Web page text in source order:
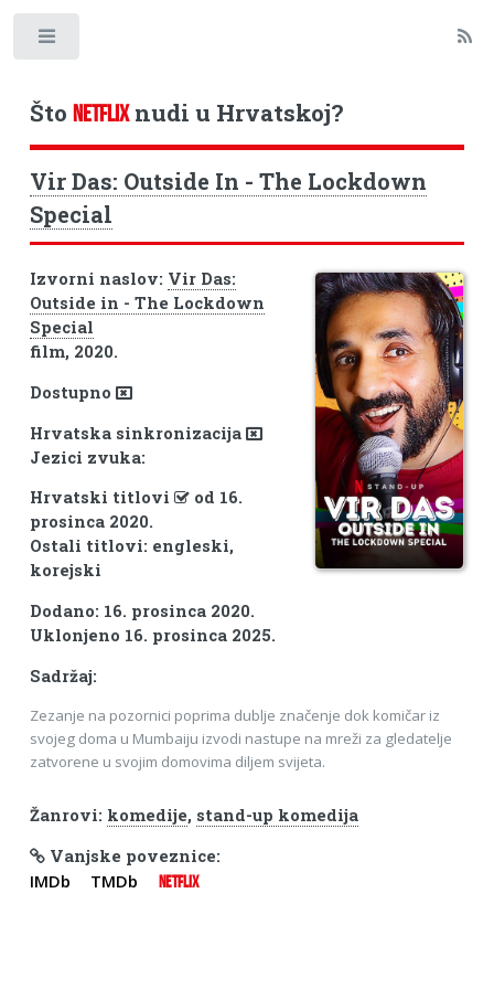
Što NETFLIXnudi u Hrvatskoj?
Vir Das: Outside In - The Lockdown
Special
Izvorni naslov: Vir Das:
Outside in - The Lockdown
Special
film, 2020.
Dostupno
Hrvatska sinkronizacija
Jezici zvuka:
Hrvatski titlovi
od 16.
prosinca 2020.
Ostali titlovi: engleski,
korejski
Dodano: 16. prosinca 2020.
Uklonjeno 16. prosinca 2025.
Sadržaj:
Zezanje na pozornici poprima dublje značenje dok komičar iz
svojeg doma u Mumbaiju izvodi nastupe na mreži za gledatelje
zatvorene u svojim domovima diljem svijeta.
Žanrovi: komedije, stand-up komedija
Vanjske poveznice:
IMDb TMDb NETFLIX